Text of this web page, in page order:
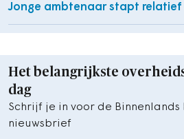
Jonge ambtenaar stapt relatief
Het belangrijkste
dag
Schrijf je in voor de Binnenlands
nieuwsbrief